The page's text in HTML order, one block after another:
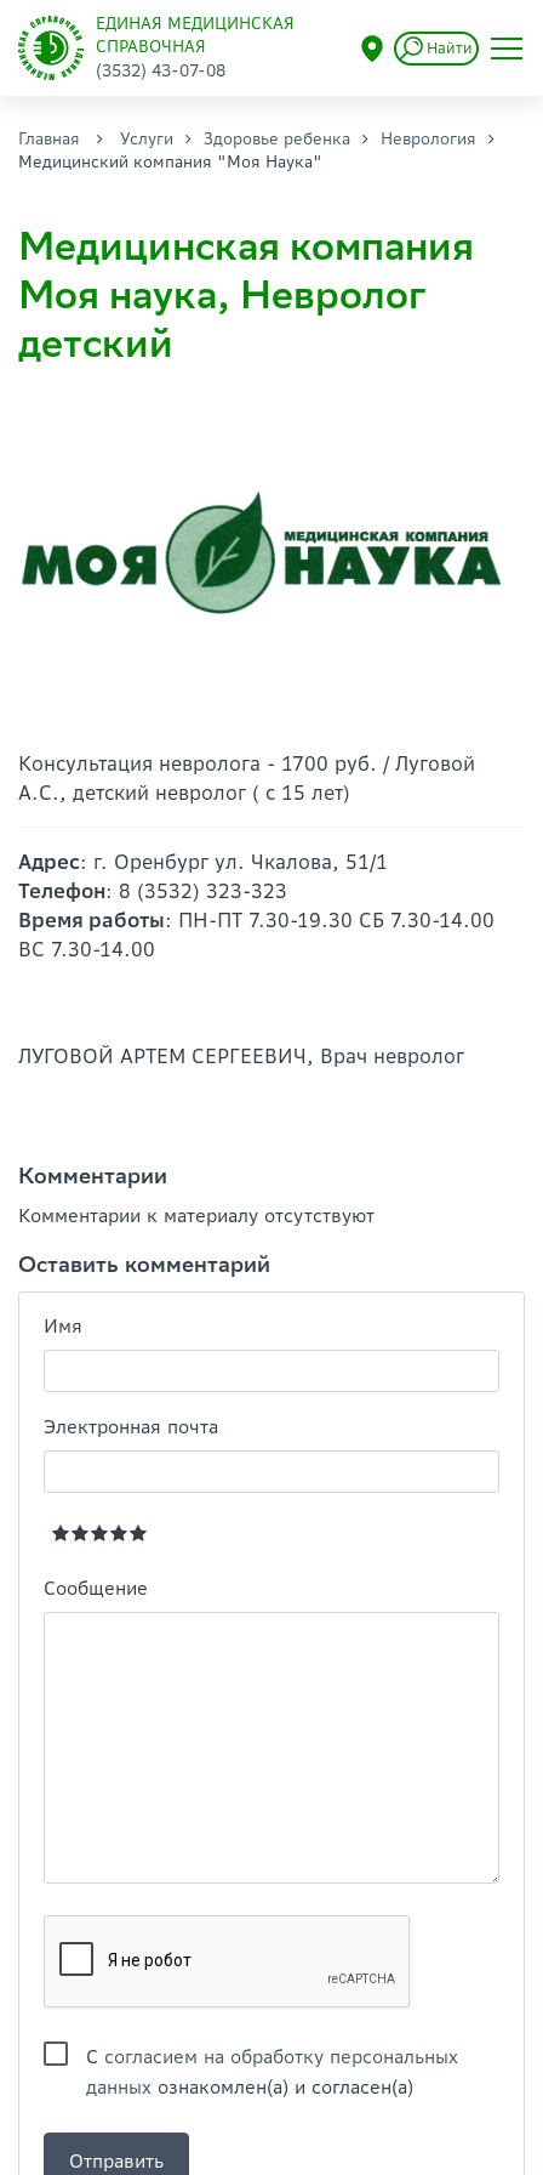
ЕДИНАЯ МЕДИЦИНСКАЯ
СПРАВОЧНАЯ
(3532) 43-07-08
Найти
Главная Услуги Здоровье ребенка
Неврология
Медицинский компания "Моя Наука"
Медицинская компания
Моя наука, Невролог
детский
Консультация невролога - 1700 руб. / Луговой
А.С., детский невролог ( с 15 лет)
Адрес: г. Оренбург ул. Чкалова, 51/1
Телефон: 8 (3532) 323-323
Время работы: ПН-ПТ 7.30-19.30 СБ 7.30-14.00
ВС 7.30-14.00
ЛУГОВОЙ АРТЕМ СЕРГЕЕВИЧ, Врач невролог
Комментарии
Комментарии к материалу отсутствуют
Оставить комментарий
Имя
Электронная почта
Сообщение
С согласием на обработку персональных
данных ознакомлен(а) и согласен(а)